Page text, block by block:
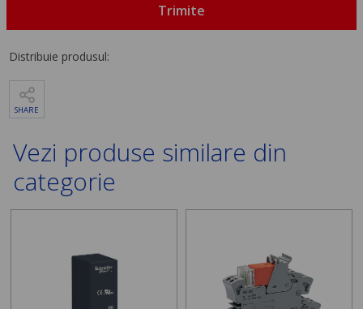
Trimite
Distribuie produsul:
SHARE
Vezi produse similare din
categorie